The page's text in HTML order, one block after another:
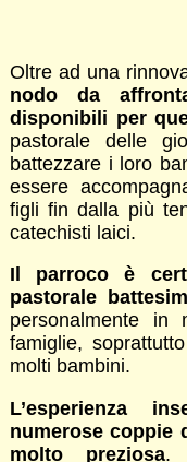
Oltre ad una
nodo da
disponibili per
pastorale delle
battezzare i loro
essere
figli fin dalla più
catechisti laici.
Il parroco è
pastorale
personalmente in
famiglie,
molti bambini.
L’esperienza
numerose coppie
molto preziosa.